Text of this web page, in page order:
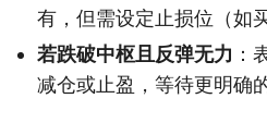
有，但需设定止损位（如
若跌破中枢且反弹无力 ：
减仓或止盈，等待更明确